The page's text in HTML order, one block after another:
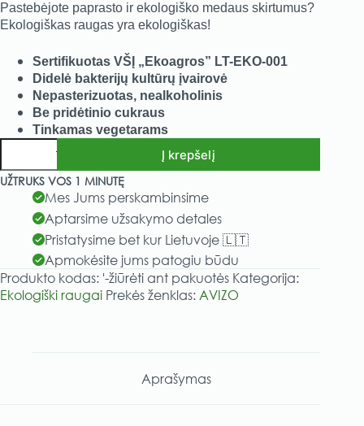
was:
€13.99.
is:
€11.99.
Pastebėjote paprasto ir ekologiško medaus skirtumus?
Ekologiškas raugas yra ekologiškas!
Sertifikuotas VŠĮ „Ekoagros” LT-EKO-001
Didelė bakterijų kultūrų įvairovė
Nepasterizuotas, nealkoholinis
Be pridėtinio cukraus
Tinkamas vegetarams
Ekologiškas
medaus
raugas
1000ml
Į krepšelį
A
a
t
UŽTRUKS VOS 1 MINUTĘ
Mes Jums perskambinsime
Aptarsime užsakymo detales
Pristatysime bet kur Lietuvoje 🇱🇹
Apmokėsite jums patogiu būdu
Produkto kodas: '-žiūrėti ant pakuotės Kategorija:
Ekologiški raugai Prekės ženklas:AVIZO
Aprašymas